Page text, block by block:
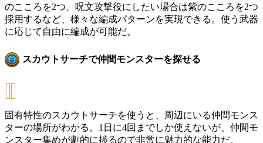
のこころを2つ、呪文攻撃役にしたい場合は紫のこころを2つ
採用するなど、様々な編成パターンを実現できる。使う武器
に応じて自由に編成が可能だ。
スカウトサーチで仲間モンスターを探せる
固有特性のスカウトサーチを使うと、周辺にいる仲間モンス
ターの場所がわかる。1日に4回までしか使えないが、仲間モ
ンスター集めが劇的に捗るので非常に魅力的な能力だ。